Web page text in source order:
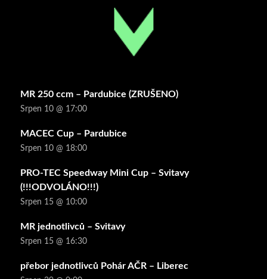
MR 250 ccm – Pardubice (ZRUŠENO)
Srpen 10 @ 17:00
MACEC Cup – Pardubice
Srpen 10 @ 18:00
PRO-TEC Speedway Mini Cup – Svitavy
(!!!ODVOLÁNO!!!)
Srpen 15 @ 10:00
MR jednotlivců – Svitavy
Srpen 15 @ 16:30
přebor jednotlivců Pohár AČR – Liberec